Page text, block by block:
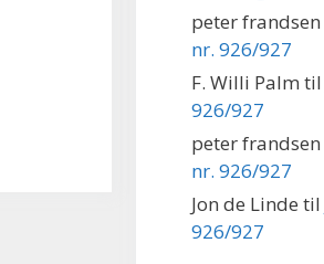
peter frandsen
nr. 926/927
F. Willi Palm til
926/927
peter frandsen
nr. 926/927
Jon de Linde til
926/927